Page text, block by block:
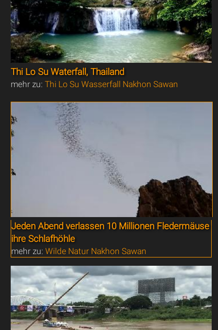
Thi Lo Su Waterfall, Thailand
mehr zu:Thi Lo Su Wasserfall Nakhon Sawan
Jeden Abend verlassen 10 Millionen Fledermäuse
ihre Schlafhöhle
mehr zu:Wilde Natur Nakhon Sawan